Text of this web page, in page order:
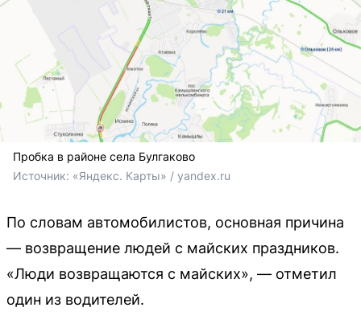
Пробка в районе села Булгаково
Источник: «Яндекс. Карты» / yandex.ru
По словам автомобилистов, основная причина
— возвращение людей с майских праздников.
«Люди возвращаются с майских», — отметил
один из водителей.